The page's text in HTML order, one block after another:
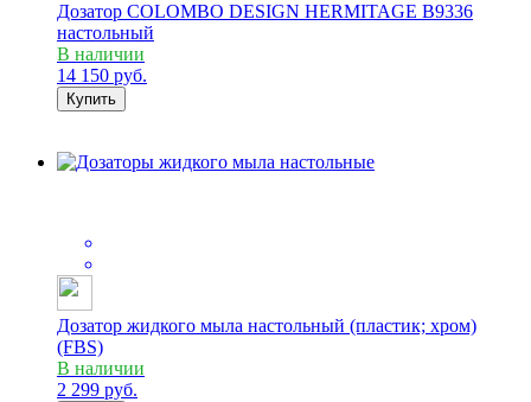
Дозатор COLOMBO DESIGN HERMITAGE B9336
настольный
В наличии
14 150 руб.
Купить
Дозатор жидкого мыла настольный (пластик; хром)
(FBS)
В наличии
2 299 руб.